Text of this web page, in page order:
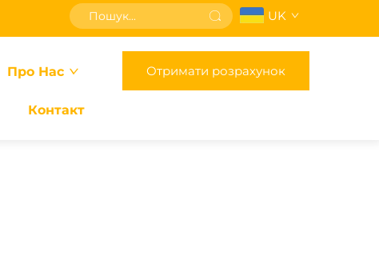
UK
Про Нас
Контакт
Отримати розрахунок